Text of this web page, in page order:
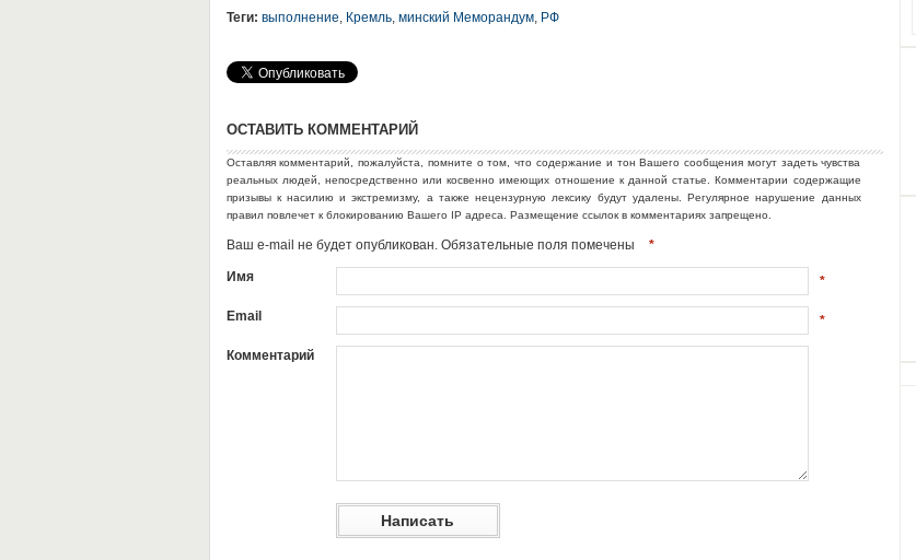
Теги: выполнение, Кремль, минский Меморандум, РФ
ОСТАВИТЬ КОММЕНТАРИЙ
Оставляя комментарий, пожалуйста, помните о том, что содержание и тон Вашего сообщения могут задеть чувства
реальных людей, непосредственно или косвенно имеющих отношение к данной статье. Комментарии содержащие
призывы к насилию и экстремизму, а также нецензурную лексику будут удалены. Регулярное нарушение данных
правил повлечет к блокированию Вашего IP адреса. Размещение ссылок в комментариях запрещено.
Ваш e-mail не будет опубликован. Обязательные поля помечены *
Имя *
Email *
Комментарий